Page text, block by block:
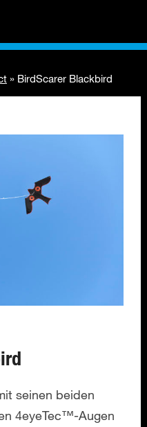
» BirdScarer Blackbird
seinen beiden
4eyeTec™-Augen